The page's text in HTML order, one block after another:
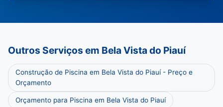
Outros Serviços em Bela Vista do Piauí
Construção de Piscina em Bela Vista do Piauí - Preço e
Orçamento
Orçamento para Piscina em Bela Vista do Piauí